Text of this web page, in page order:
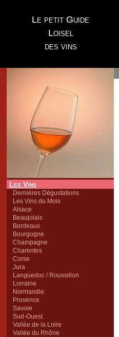
Le petit Guide
Loisel
des vins
Les Vins
Dernières Dégustations
Les Vins du Mois
Alsace
Beaujolais
Bordeaux
Bourgogne
Champagne
Charentes
Corse
Jura
Languedoc / Roussillon
Lorraine
Normandie
Provence
Savoie
Sud-Ouest
Vallée de la Loire
Vallée du Rhône